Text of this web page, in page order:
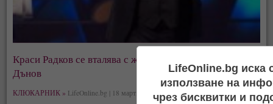
Краси Радков се вталява с житния
Дънов
КЛЮКАРНИК » LifeOnline.bg | 18 март, 02:06
LifeOnline.bg иска
използване на
чрез бисквитки и